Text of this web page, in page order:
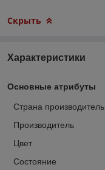
Скрыть
Характеристики
Основные атрибуты
Страна производитель
Производитель
Цвет
Состояние